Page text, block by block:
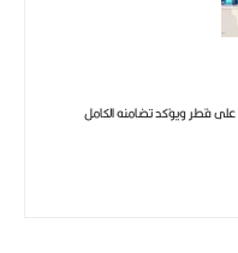
على قطر ويؤكد تضامنه الكامل